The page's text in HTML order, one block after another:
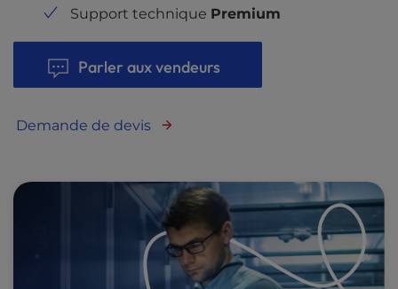
Support technique Premium
Parler aux vendeurs
Demande de devis